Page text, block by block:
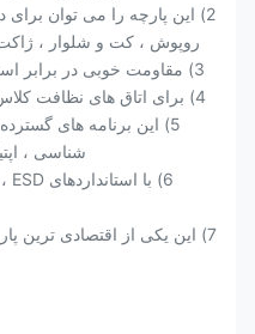
2) این پارچه را می توان
روپوش ، کت و شلوار ، ژاکت
3) مقاومت خوبی در برابر استاتیک ، مواد شیمیایی و سایش دارد.
4) برای اتاق های نظافت کلاس 1000 و بالاتر طراحی شده است.
5) این برنامه های
شناسی ،
7) این یکی از اقتصادی ترین